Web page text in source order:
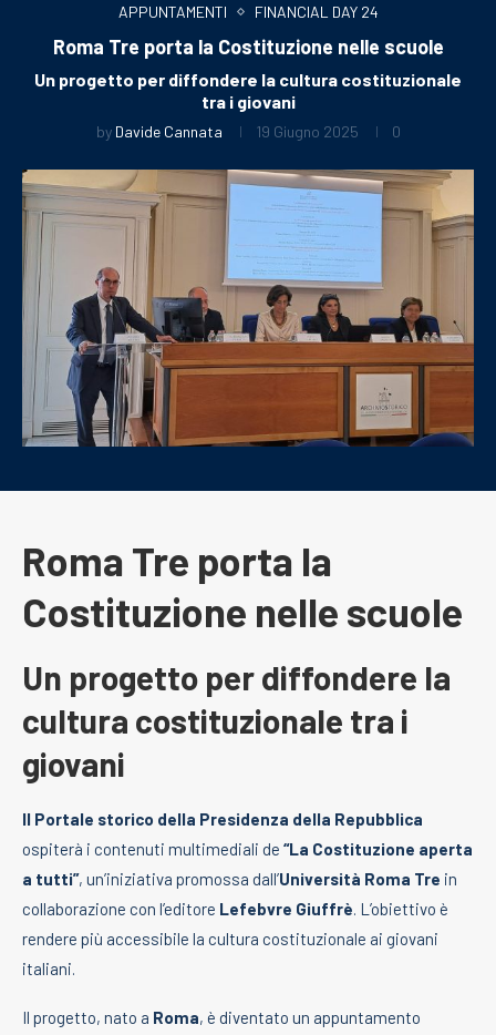
APPUNTAMENTI FINANCIAL DAY 24
Roma Tre porta la Costituzione nelle scuole
Un progetto per diffondere la cultura costituzionale
tra i giovani
by Davide Cannata 19 Giugno 2025 0
Roma Tre porta la
Costituzione nelle scuole
Un progetto per diffondere la
cultura costituzionale tra i
giovani
Il Portale storico della Presidenza della Repubblica
ospiterà i contenuti multimediali de “La Costituzione aperta
a tutti”, un’iniziativa promossa dall’Università Roma Tre in
collaborazione con l’editore Lefebvre Giuffrè. L’obiettivo è
rendere più accessibile la cultura costituzionale ai giovani
italiani.
Il progetto, nato a Roma, è diventato un appuntamento